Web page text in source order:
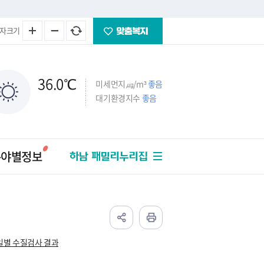
크기
36.0℃ 미세먼지㎍/m³좋음
대기환경지수 좋음
별정보 하남 패밀리누리집
별 수질검사 결과